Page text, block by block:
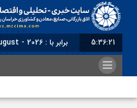
5:36:23 برابر با : Friday - 7 August - 2026